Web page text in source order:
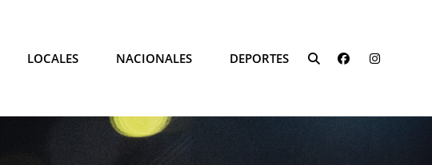
LOCALES NACIONALES DEPORTES SEARCHFACEBOOK